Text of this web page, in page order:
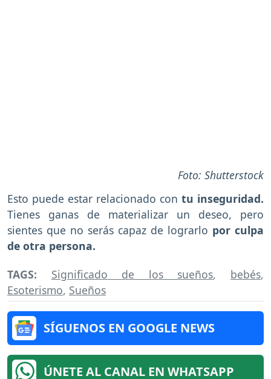
Foto: Shutterstock
Esto puede estar relacionado con tu inseguridad.
Tienes ganas de materializar un deseo, pero
sientes que no serás capaz de lograrlo por culpa
de otra persona.
TAGS: Significado de los sueños, bebés,
Esoterismo, Sueños
SÍGUENOS EN GOOGLE NEWS
ÚNETE AL CANAL EN WHATSAPP